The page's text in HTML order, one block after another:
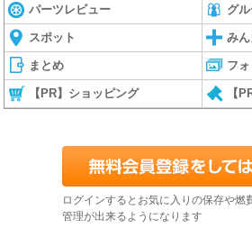
パーツレビュー グ
スポット みん
まとめ フォ
【PR】ショッピング 【
ログインするとお気に入りの保存や燃
管理が出来るようになります